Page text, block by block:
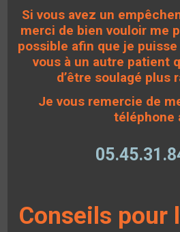
Si vous avez un
merci de bien vouloir me
possible afin que je
vous à un autre patient
d’être soulagé plus
Je vous remercie de
téléphone
Conseils pour